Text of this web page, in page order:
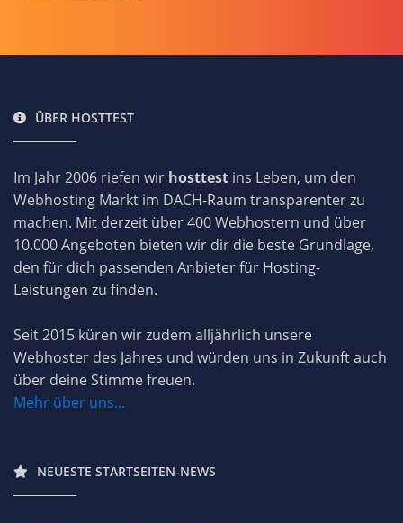
ÜBER HOSTTEST
Im Jahr 2006 riefen wir hosttest ins Leben, um den
Webhosting Markt im DACH-Raum transparenter zu
machen. Mit derzeit über 400 Webhostern und über
10.000 Angeboten bieten wir dir die beste Grundlage,
den für dich passenden Anbieter für Hosting-
Leistungen zu finden.
Seit 2015 küren wir zudem alljährlich unsere
Webhoster des Jahres und würden uns in Zukunft auch
über deine Stimme freuen.
Mehr über uns...
NEUESTE STARTSEITEN-NEWS